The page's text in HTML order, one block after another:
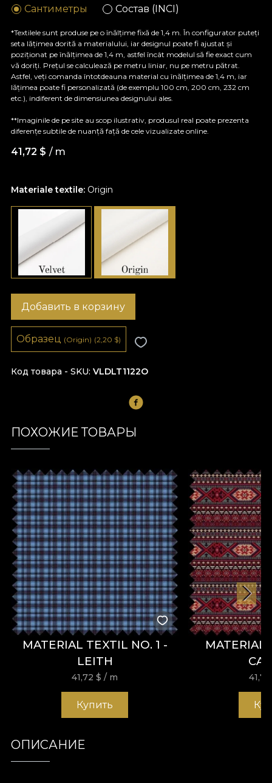
Materiale textile: Origin
Сантиметры Состав (INCI)
*Textilele sunt produse pe o înălțime fixă de 1,4 m. În configurator puteți
seta lățimea dorită a materialului, iar designul poate fi ajustat și
poziționat pe înălțimea de 1,4 m, astfel încât modelul să fie exact cum
vă doriți. Prețul se calculează pe metru liniar, nu pe metru pătrat.
Astfel, veți comanda întotdeauna material cu înălțimea de 1,4 m, iar
lățimea poate fi personalizată (de exemplu 100 cm, 200 cm, 232 cm
etc.), indiferent de dimensiunea designului ales.
**Imaginile de pe site au scop ilustrativ, produsul real poate prezenta
diferențe subtile de nuanță față de cele vizualizate online.
41,72 $ / m
Код товара - SKU VLDLT1122O
Добавить в корзину
Образец (Origin) (2,20 $)
ПОХОЖИЕ ТОВАРЫ
MATERIAL TEXTIL NO. 1 -
LEITH
41,72$ / m
Купить
MATERIAL
ОПИСАНИЕ